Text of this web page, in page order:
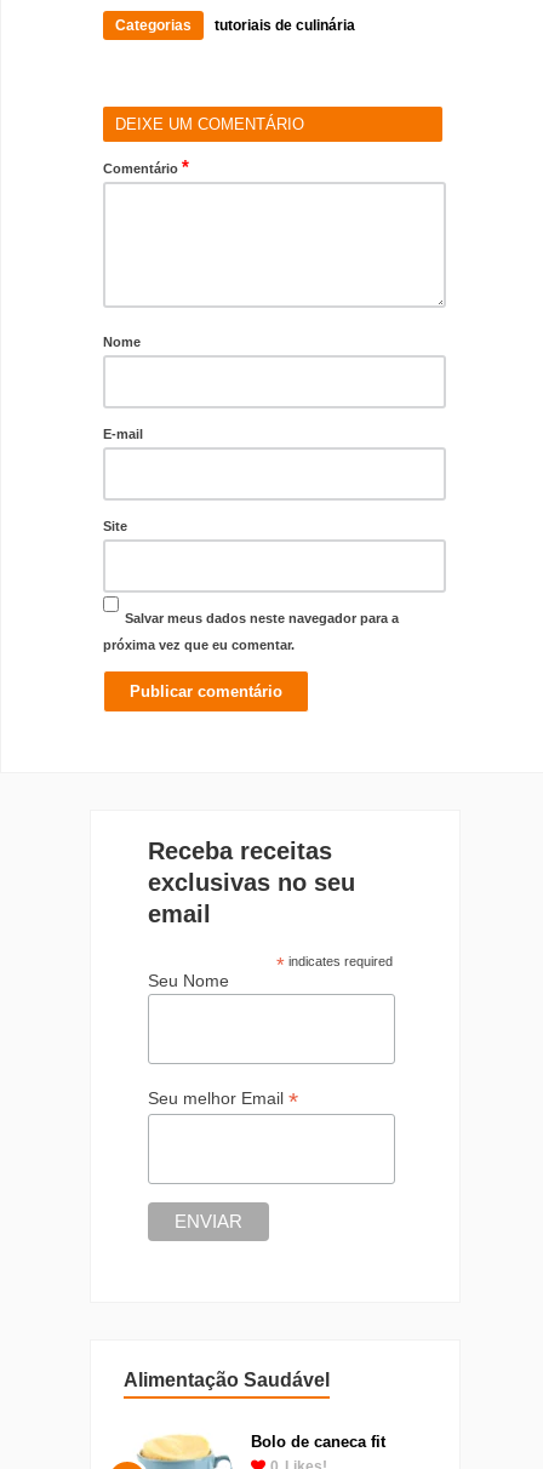
Categorias tutoriais de culinária
DEIXE UM COMENTÁRIO
Comentário *
Nome
E-mail
Site
Salvar meus dados neste navegador para a
próxima vez que eu comentar.
Receba receitas
exclusivas no seu
email
*indicates required
Seu Nome
Seu melhor Email *
Alimentação Saudável
Bolo de caneca fit